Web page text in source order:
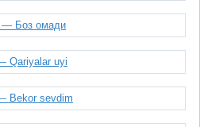
— Боз омади
Qariyalar uyi
Bekor sevdim